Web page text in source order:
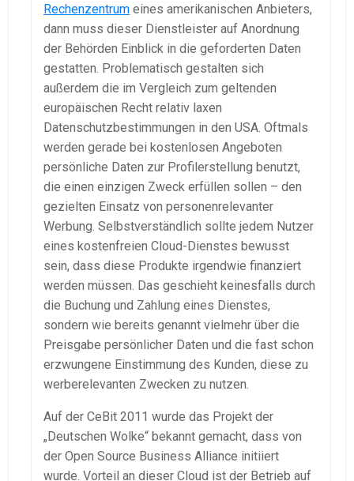
Rechenzentrum eines amerikanischen Anbieters,
dann muss dieser Dienstleister auf Anordnung
der Behörden Einblick in die geforderten Daten
gestatten. Problematisch gestalten sich
außerdem die im Vergleich zum geltenden
europäischen Recht relativ laxen
Datenschutzbestimmungen in den USA. Oftmals
werden gerade bei kostenlosen Angeboten
persönliche Daten zur Profilerstellung benutzt,
die einen einzigen Zweck erfüllen sollen – den
gezielten Einsatz von personenrelevanter
Werbung. Selbstverständlich sollte jedem Nutzer
eines kostenfreien Cloud-Dienstes bewusst
sein, dass diese Produkte irgendwie finanziert
werden müssen. Das geschieht keinesfalls durch
die Buchung und Zahlung eines Dienstes,
sondern wie bereits genannt vielmehr über die
Preisgabe persönlicher Daten und die fast schon
erzwungene Einstimmung des Kunden, diese zu
werberelevanten Zwecken zu nutzen.
Auf der CeBit 2011 wurde das Projekt der
„Deutschen Wolke“ bekannt gemacht, dass von
der Open Source Business Alliance initiiert
wurde. Vorteil an dieser Cloud ist der Betrieb auf